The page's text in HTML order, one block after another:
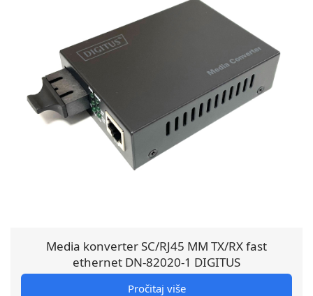
Media konverter SC/RJ45 MM TX/RX fast
ethernet DN-82020-1 DIGITUS
Pročitaj više